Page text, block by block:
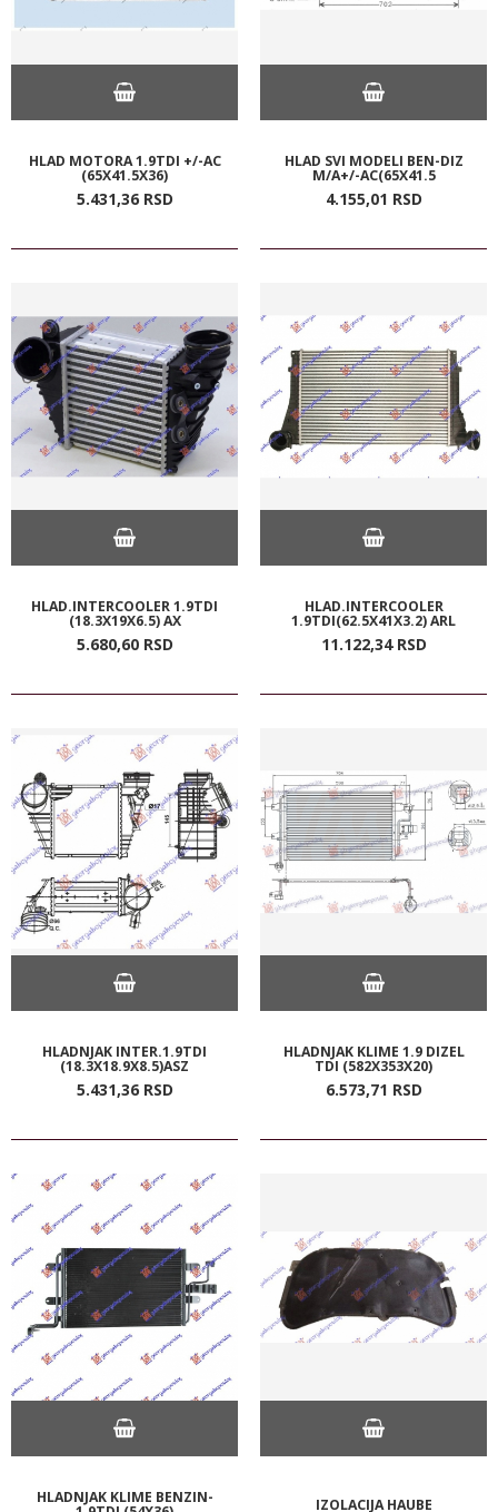
HLAD MOTORA 1.9TDI +/-AC
(65X41.5X36)
5.431,36 RSD
HLAD SVI MODELI BEN-DIZ
M/A+/-AC(65X41.5
4.155,01 RSD
HLAD.INTERCOOLER 1.9TDI
(18.3X19X6.5) AX
5.680,60 RSD
HLAD.INTERCOOLER
1.9TDI(62.5X41X3.2) ARL
11.122,34 RSD
HLADNJAK INTER.1.9TDI
(18.3X18.9X8.5)ASZ
5.431,36 RSD
HLADNJAK KLIME 1.9 DIZEL
TDI (582X353X20)
6.573,71 RSD
HLADNJAK KLIME BENZIN- IZOLACIJA HAUBE